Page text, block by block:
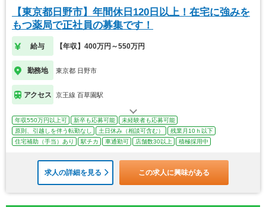
【東京都日野市】年間休日120日以上！在宅に強みを
もつ薬局で正社員の募集です！
給与 【年収】400万円～550万円
勤務地 東京都 日野市
アクセス 京王線 百草園駅
年収550万円以上可 新卒も応募可能
未経験者も応募可能
原則、引越しを伴う転勤なし
土日休み（相談可含む）
残業月10ｈ以下
住宅補助（手当）あり
駅チカ 車通勤可 店舗数30以上 積極採用中
求人の詳細を見る この求人に興味がある